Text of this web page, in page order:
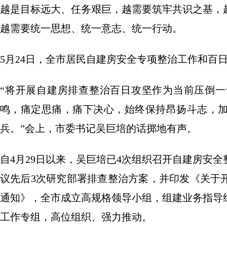
越是目标远大、任务艰巨，越需要筑牢共识之基
越需要统一思想、统一意志、统一行动。
5月24日，全市居民自建房安全专项整治工作和百
“将开展自建房排查整治百日攻坚作为当前压倒
鸣，痛定思痛，痛下决心，始终保持昂扬斗志，
兵。”会上，市委书记吴巨培的话掷地有声。
自4月29日以来，吴巨培已4次组织召开自建房安
议先后3次研究部署排查整治方案，并印发《关
通知》，全市成立高规格领导小组，组建业务指
工作专组，高位组织、强力推动。